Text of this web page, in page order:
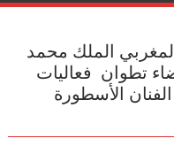
الملك محمد
تطوان فعاليات
الأسطورة